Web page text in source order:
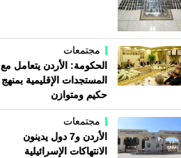
مجتمعات
الحكومة: الأردن يتعامل مع
المستجدات الإقليمية بمنهج
حكيم ومتوازن
مجتمعات
الأردن و7 دول يدينون
الانتهاكات الإسرائيلية